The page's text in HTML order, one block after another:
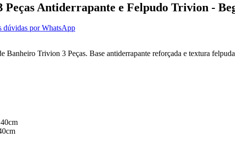
Peças Antiderrapante e Felpudo Trivion -
dúvidas por WhatsApp
Banheiro Trivion 3 Peças. Base antiderrapante reforçada e textura